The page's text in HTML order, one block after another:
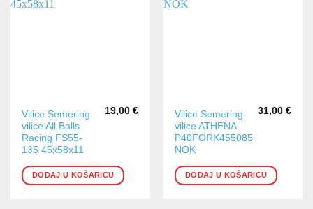
Vilice Semering
vilice All Balls
Racing FS55-
135 45x58x11
19,00 €
DODAJ U KOŠARICU
Vilice Semering
vilice ATHENA
P40FORK455085
NOK
31,00 €
DODAJ U KOŠARICU